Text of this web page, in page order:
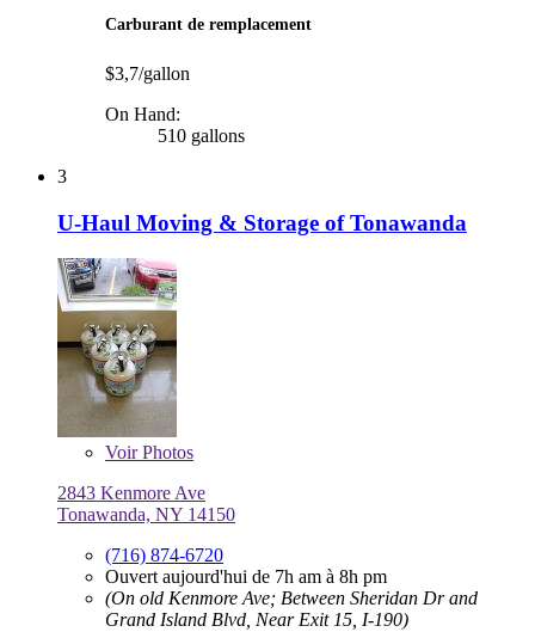
Carburant de remplacement
$3,7/gallon
On Hand:
510 gallons
3
U-Haul Moving & Storage of Tonawanda
VoirPhotos
2843 Kenmore Ave
Tonawanda, NY 14150
(716) 874-6720
Ouvert aujourd'hui de 7h am à 8h pm
(On old Kenmore Ave; Between Sheridan Dr and
Grand Island Blvd, Near Exit 15, I-190)